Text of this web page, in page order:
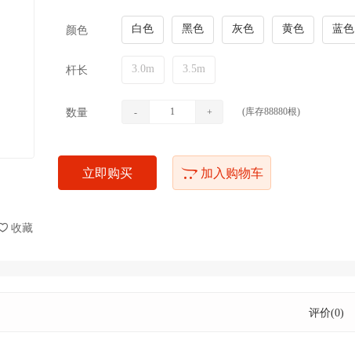
收藏
颜色 白色 黑色 灰色 黄色 蓝色
杆长 3.0m 3.5m
数量 - + (库存88880根)
立即购买 加入购物车
评价(0)